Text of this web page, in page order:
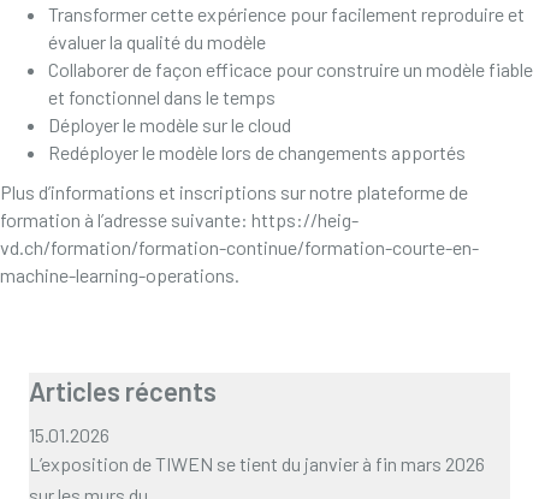
Transformer cette expérience pour facilement reproduire et
évaluer la qualité du modèle
Collaborer de façon efficace pour construire un modèle fiable
et fonctionnel dans le temps
Déployer le modèle sur le cloud
Redéployer le modèle lors de changements apportés
Plus d’informations et inscriptions sur notre plateforme de
formation à l’adresse suivante: https://heig-
vd.ch/formation/formation-continue/formation-courte-en-
machine-learning-operations.
Articles récents
15.01.2026
L’exposition de TIWEN se tient du janvier à fin mars 2026